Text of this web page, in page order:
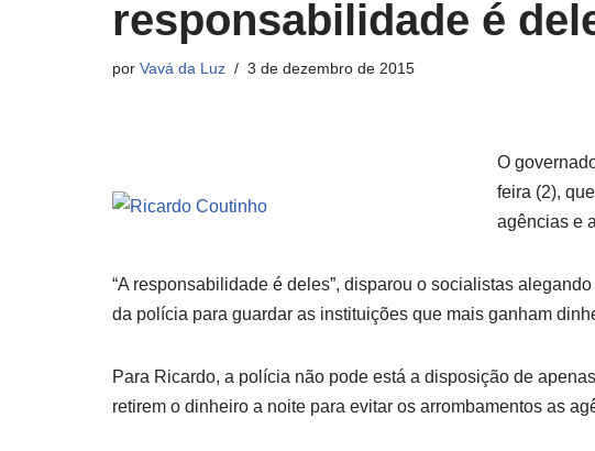
responsabilidade é
por Vavá da Luz 3 de dezembro de 2015
O
feira (2),
agências e
“A responsabilidade é deles”, disparou o socialistas
da polícia para guardar as instituições que mais ganham
Para Ricardo, a polícia não pode está a disposição de
retirem o dinheiro a noite para evitar os arrombamentos as